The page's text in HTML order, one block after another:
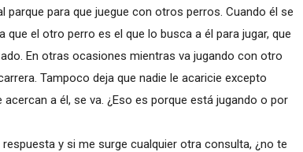
para que juegue con otros perros. Cuando él se
el otro perro es el que lo busca a él para jugar, que
En otras ocasiones mientras va jugando con otro
Tampoco deja que nadie le acaricie excepto
a él, se va. ¿Eso es porque está jugando o por
y si me surge cualquier otra consulta, ¿no te